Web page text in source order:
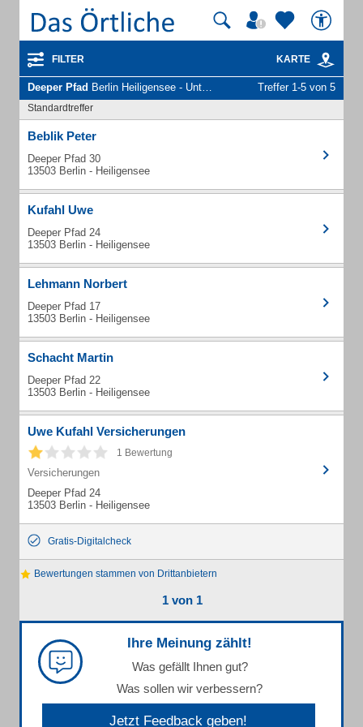
FILTER KARTE
Deeper Pfad Berlin Heiligensee - Unternehmen und Personen Treffer 1-5 von 5
Standardtreffer
Beblik Peter
Deeper Pfad 30
13503 Berlin - Heiligensee
Kufahl Uwe
Deeper Pfad 24
13503 Berlin - Heiligensee
Lehmann Norbert
Deeper Pfad 17
13503 Berlin - Heiligensee
Schacht Martin
Deeper Pfad 22
13503 Berlin - Heiligensee
Uwe Kufahl Versicherungen
1 Bewertung
Versicherungen
Deeper Pfad 24
13503 Berlin - Heiligensee
Gratis-Digitalcheck
Bewertungen stammen von Drittanbietern
1 von 1
Ihre Meinung zählt!
Was gefällt Ihnen gut?
Was sollen wir verbessern?
Jetzt Feedback geben!